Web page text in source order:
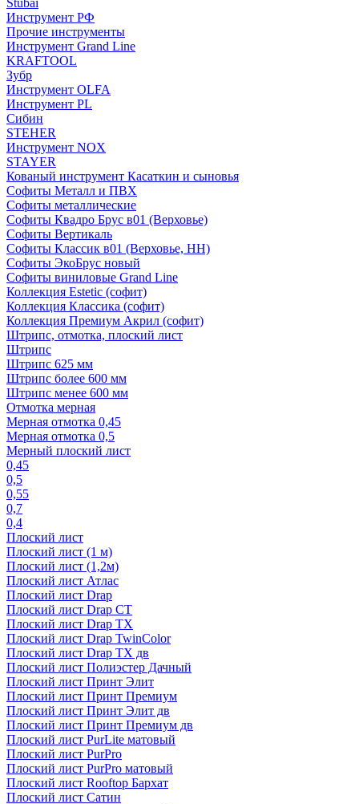
Stubai
Инструмент РФ
Прочие инструменты
Инструмент Grand Line
KRAFTOOL
Зубр
Инструмент OLFA
Инструмент PL
Сибин
STEHER
Инструмент NOX
STAYER
Кованый инструмент Касаткин и сыновья
Софиты Металл и ПВХ
Софиты металлические
Софиты Квадро Брус в01 (Верховье)
Софиты Вертикаль
Софиты Классик в01 (Верховье, НН)
Софиты ЭкоБрус новый
Софиты виниловые Grand Line
Коллекция Estetic (софит)
Коллекция Классика (софит)
Коллекция Премиум Акрил (софит)
Штрипс, отмотка, плоский лист
Штрипс
Штрипс 625 мм
Штрипс более 600 мм
Штрипс менее 600 мм
Отмотка мерная
Мерная отмотка 0,45
Мерная отмотка 0,5
Мерный плоский лист
0,45
0,5
0,55
0,7
0,4
Плоский лист
Плоский лист (1 м)
Плоский лист (1,2м)
Плоский лист Атлас
Плоский лист Drap
Плоский лист Drap СТ
Плоский лист Drap TX
Плоский лист Drap TwinColor
Плоский лист Drap ТХ дв
Плоский лист Полиэстер Дачный
Плоский лист Принт Элит
Плоский лист Принт Премиум
Плоский лист Принт Элит дв
Плоский лист Принт Премиум дв
Плоский лист PurLite матовый
Плоский лист PurPro
Плоский лист PurPro матовый
Плоский лист Rooftop Бархат
Плоский лист Сатин